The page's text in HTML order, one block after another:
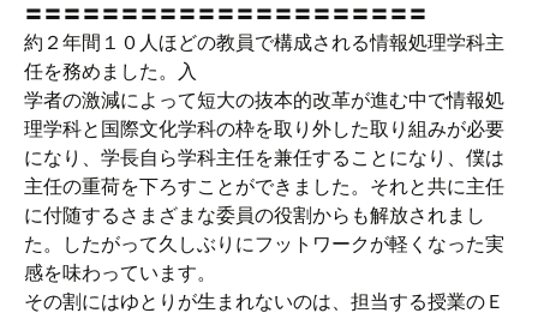
〓〓〓〓〓〓〓〓〓〓〓〓〓〓〓〓〓〓〓〓〓
約２年間１０人ほどの教員で構成される情報処理学科主
任を務めました。入
学者の激減によって短大の抜本的改革が進む中で情報処
理学科と国際文化学科の枠を取り外した取り組みが必要
になり、学長自ら学科主任を兼任することになり、僕は
主任の重荷を下ろすことができました。それと共に主任
に付随するさまざまな委員の役割からも解放されまし
た。したがって久しぶりにフットワークが軽くなった実
感を味わっています。
その割にはゆとりが生まれないのは、担当する授業のＥ